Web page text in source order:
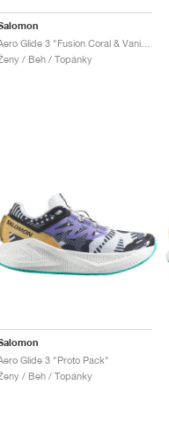
/ Beh / Topánky
Glide 3 "Proto Pack"
/ Beh / Topánky